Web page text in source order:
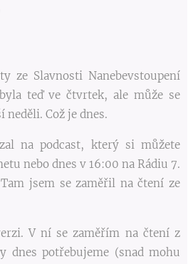
ze Slavnosti Nanebevstoupení
teď ve čtvrtek, ale může se
Což je dnes.
na podcast, který si můžete
nebo dnes v 16:00 na Rádiu 7.
jsem se zaměřil na čtení ze
V ní se zaměřím na čtení z
dnes potřebujeme (snad mohu